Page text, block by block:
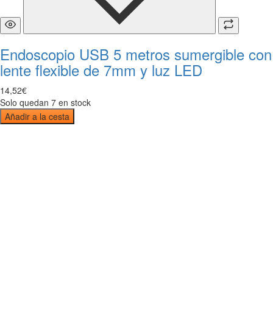
Endoscopio USB 5 metros sumergible con
lente flexible de 7mm y luz LED
14,52€
Solo quedan 7 en stock
Añadir a la cesta